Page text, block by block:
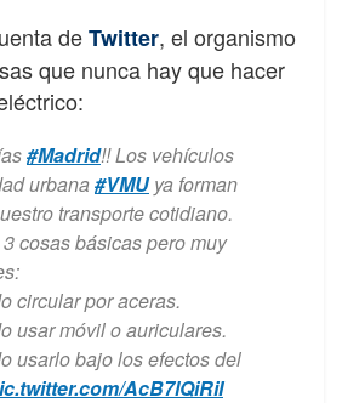
deTwitter, el organismo
que nunca hay que hacer
#Madrid!! Los vehículos
urbana#VMUya forman
transporte cotidiano.
cosas básicas pero muy
circular por aceras.
usar móvil o auriculares.
usarlo bajo los efectos del
AcB7lQiRiI